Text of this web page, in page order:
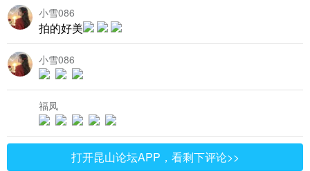
小雪086
拍的好美
小雪086
福凤
打开昆山论坛APP，看剩下评论>>